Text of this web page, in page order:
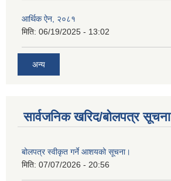
आर्थिक ऐन, २०८१
मिति: 06/19/2025 - 13:02
अन्य
सार्वजनिक खरिद/बोलपत्र सूचना
बोलपत्र स्वीकृत गर्ने आशयको सूचना।
मिति: 07/07/2026 - 20:56